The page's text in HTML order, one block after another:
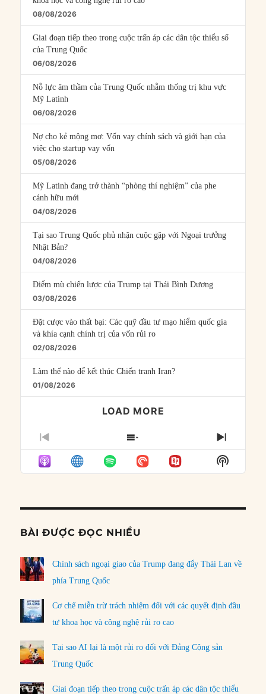
08/08/2026
Giai đoạn tiếp theo trong cuộc trấn áp các dân tộc thiểu số
của Trung Quốc
06/08/2026
Nỗ lực âm thầm của Trung Quốc nhằm thống trị khu vực
Mỹ Latinh
06/08/2026
Nợ cho kẻ mộng mơ: Vốn vay chính sách và giới hạn của
việc cho startup vay vốn
05/08/2026
Mỹ Latinh đang trở thành “phòng thí nghiệm” của phe
cánh hữu mới
04/08/2026
Tại sao Trung Quốc phủ nhận cuộc gặp với Ngoại trưởng
Nhật Bản?
04/08/2026
Điểm mù chiến lược của Trump tại Thái Bình Dương
03/08/2026
Đặt cược vào thất bại: Các quỹ đầu tư mạo hiểm quốc gia
và khía cạnh chính trị của vốn rủi ro
02/08/2026
Làm thế nào để kết thúc Chiến tranh Iran?
01/08/2026
LOAD MORE
PREVIOUS
EPISODE
SHOW
EPISODES
LIST
NEXT
Show
Podcast
BÀI ĐƯỢC ĐỌC NHIỀU
Chính sách ngoại giao của Trump đang đẩy Thái Lan về
phía Trung Quốc
Cơ chế miễn trừ trách nhiệm đối với các quyết định đầu
tư khoa học và công nghệ rủi ro cao
Tại sao AI lại là một rủi ro đối với Đảng Cộng sản
Trung Quốc
Giai đoạn tiếp theo trong cuộc trấn áp các dân tộc thiểu